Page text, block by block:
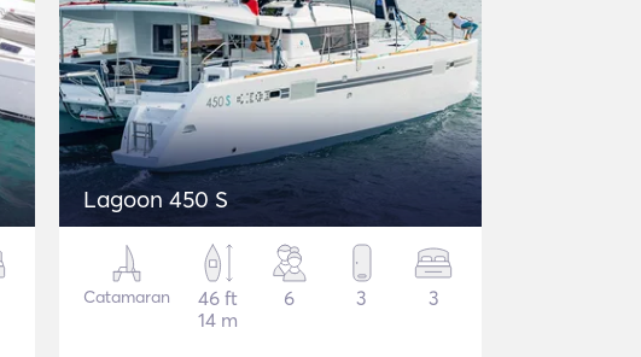
Lagoon 450 S
Catamaran
46 ft
14 m
6 3 3